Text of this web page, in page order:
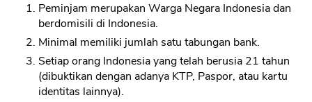
Peminjam merupakan Warga Negara Indonesia dan
berdomisili di Indonesia.
Minimal memiliki jumlah satu tabungan bank.
Setiap orang Indonesia yang telah berusia 21 tahun
(dibuktikan dengan adanya KTP, Paspor, atau kartu
identitas lainnya).
CANCEL